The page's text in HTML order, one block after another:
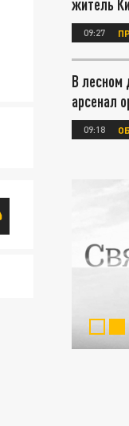
житель
09:27
В лесном
арсенал
09:18